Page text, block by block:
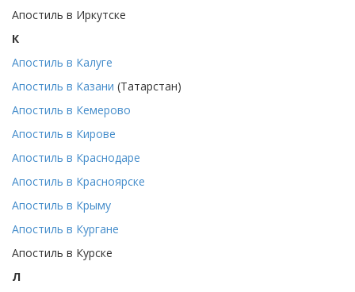
Апостиль в Иркутске
К
Апостиль в Калуге
Апостиль в Казани (Татарстан)
Апостиль в Кемерово
Апостиль в Кирове
Апостиль в Краснодаре
Апостиль в Красноярске
Апостиль в Крыму
Апостиль в Кургане
Апостиль в Курске
Л